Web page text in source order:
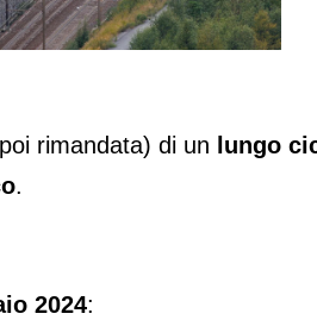
rimandata) di un lungo
.
2024: